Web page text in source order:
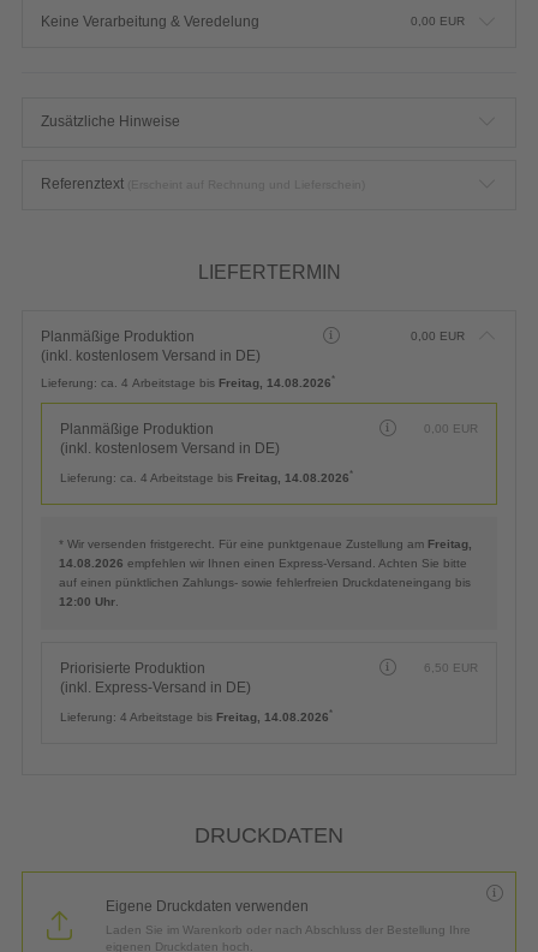
Keine Verarbeitung & Veredelung 0,00 EUR
Zusätzliche Hinweise
Referenztext
LIEFERTERMIN
Planmäßige Produktion
(inkl. kostenlosem Versand in DE)
0,00 EUR
Lieferung: ca. 4 Arbeitstage bis Freitag, 14.08.2026*
Planmäßige Produktion
(inkl. kostenlosem Versand in DE)
0,00 EUR
Lieferung: ca. 4 Arbeitstage bis Freitag, 14.08.2026*
* Wir versenden fristgerecht. Für eine punktgenaue Zustellung am Freitag,
14.08.2026 empfehlen wir Ihnen einen Express-Versand. Achten Sie bitte
auf einen pünktlichen Zahlungs- sowie fehlerfreien Druckdateneingang bis
12:00 Uhr
Priorisierte Produktion
(inkl. Express-Versand in DE)
6,50 EUR
Lieferung: 4 Arbeitstage bis Freitag, 14.08.2026*
DRUCKDATEN
Eigene Druckdaten verwenden
Laden Sie im Warenkorb oder nach Abschluss der Bestellung Ihre
eigenen Druckdaten hoch.